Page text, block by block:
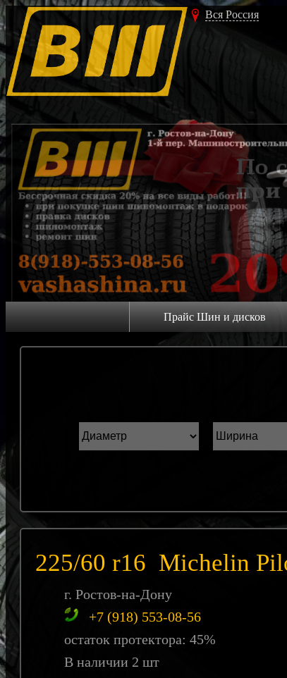
Вся Россия
Акция!!!
Прайс Шин и дисков
Прайс дисков
Грузовые 17.5 C
Зима
225/60 r16 Michelin
г. Ростов-на-Дону
+7 (918) 553-08-56
остаток протектора: 45%
В наличии 2 шт